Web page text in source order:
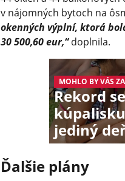
v nájomných bytoch na
okenných výplní, ktorá
30 500,60 eur,“doplnila.
MOHLO BY VÁS
Rekord
jediný
Ďalšie plány